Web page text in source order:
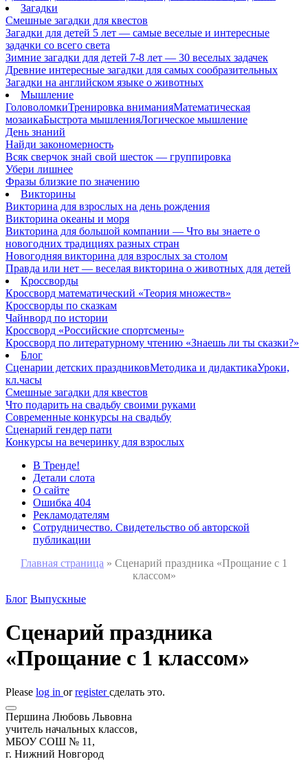
Загадки
Смешные загадки для квестов
Загадки для детей 5 лет — самые веселые и интересные
задачки со всего света
Зимние загадки для детей 7-8 лет — 30 веселых задачек
Древние интересные загадки для самых сообразительных
Загадки на английском языке о животных
Мышление
ГоловоломкиТренировка вниманияМатематическая
мозаикаБыстрота мышленияЛогическое мышление
День знаний
Найди закономерность
Всяк сверчок знай свой шесток — группировка
Убери лишнее
Фразы близкие по значению
Викторины
Викторина для взрослых на день рождения
Викторина океаны и моря
Викторина для большой компании — Что вы знаете о
новогодних традициях разных стран
Новогодняя викторина для взрослых за столом
Правда или нет — веселая викторина о животных для детей
Кроссворды
Кроссворд математический «Теория множеств»
Кроссворды по сказкам
Чайнворд по истории
Кроссворд «Российские спортсмены»
Кроссворд по литературному чтению «Знаешь ли ты сказки?»
Блог
Сценарии детских праздниковМетодика и дидактикаУроки,
кл.часы
Смешные загадки для квестов
Что подарить на свадьбу своими руками
Современные конкурсы на свадьбу
Сценарий гендер пати
Конкурсы на вечеринку для взрослых
В Тренде!
Детали слота
О сайте
Ошибка 404
Рекламодателям
Сотрудничество. Свидетельство об авторской
публикации
Главная страница » Сценарий праздника «Прощание с 1
классом»
Блог Выпускные
Сценарий праздника
«Прощание с 1 классом»
Please log in orregisterсделать это.
Першина Любовь Львовна
учитель начальных классов,
МБОУ СОШ № 11,
г. Нижний Новгород